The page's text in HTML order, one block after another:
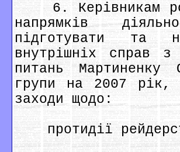
6. Керівникам
напрямків
підготувати та
внутрішніх справ
питань
групи на 2007 рік,
заходи щодо:
протидії